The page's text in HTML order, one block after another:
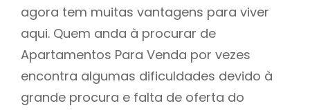
agora tem muitas vantagens para viver
aqui. Quem anda à procurar de
Apartamentos Para Venda por vezes
encontra algumas dificuldades devido à
grande procura e falta de oferta do